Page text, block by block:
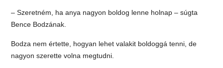
– Szeretném, ha anya nagyon boldog lenne holnap – súgta
Bence Bodzának.
Bodza nem értette, hogyan lehet valakit boldoggá tenni, de
nagyon szerette volna megtudni.